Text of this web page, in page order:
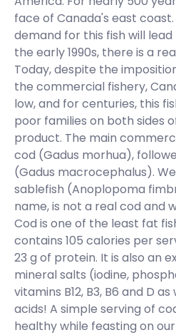
face of Canada's east
demand for this fish will
the early 1990s, there is a
Today, despite the
the commercial fishery,
low, and for centuries, this
poor families on both sides
product. The main
cod (Gadus morhua),
(Gadus macrocephalus).
sablefish (Anoplopoma
name, is not a real cod and
Cod is one of the least fat
contains 105 calories per
23 g of protein. It is also an
mineral salts (iodine,
vitamins B12, B3, B6 and D
acids! A simple serving of
healthy while feasting on